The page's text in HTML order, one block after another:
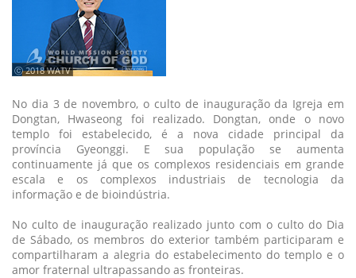
ⓒ 2018 WATV
No dia 3 de novembro, o culto de inauguração da Igreja em
Dongtan, Hwaseong foi realizado. Dongtan, onde o novo
templo foi estabelecido, é a nova cidade principal da
província Gyeonggi. E sua população se aumenta
continuamente já que os complexos residenciais em grande
escala e os complexos industriais de tecnologia da
informação e de bioindústria.
No culto de inauguração realizado junto com o culto do Dia
de Sábado, os membros do exterior também participaram e
compartilharam a alegria do estabelecimento do templo e o
amor fraternal ultrapassando as fronteiras.